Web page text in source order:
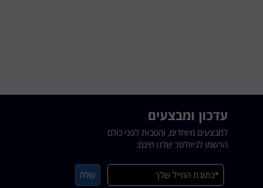
עדכון ומבצעים
למבצעים מיוחדים, והטבות לפני כולם
הרשמו לניוזלטר שלנו חינם: